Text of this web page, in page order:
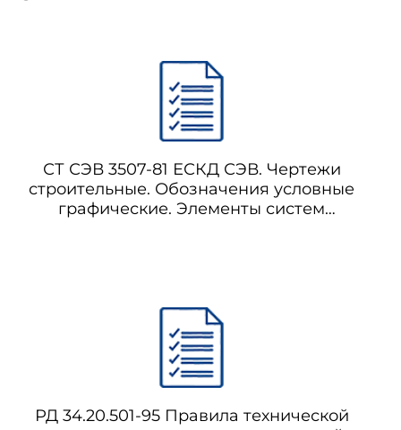
СТ СЭВ 3507-81 ЕСКД СЭВ. Чертежи
строительные. Обозначения условные
графические. Элементы систем
РД 34.20.501-95 Правила технической